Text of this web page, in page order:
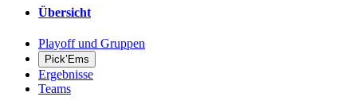
Übersicht
Playoff und Gruppen
Pick’Ems
Ergebnisse
Teams